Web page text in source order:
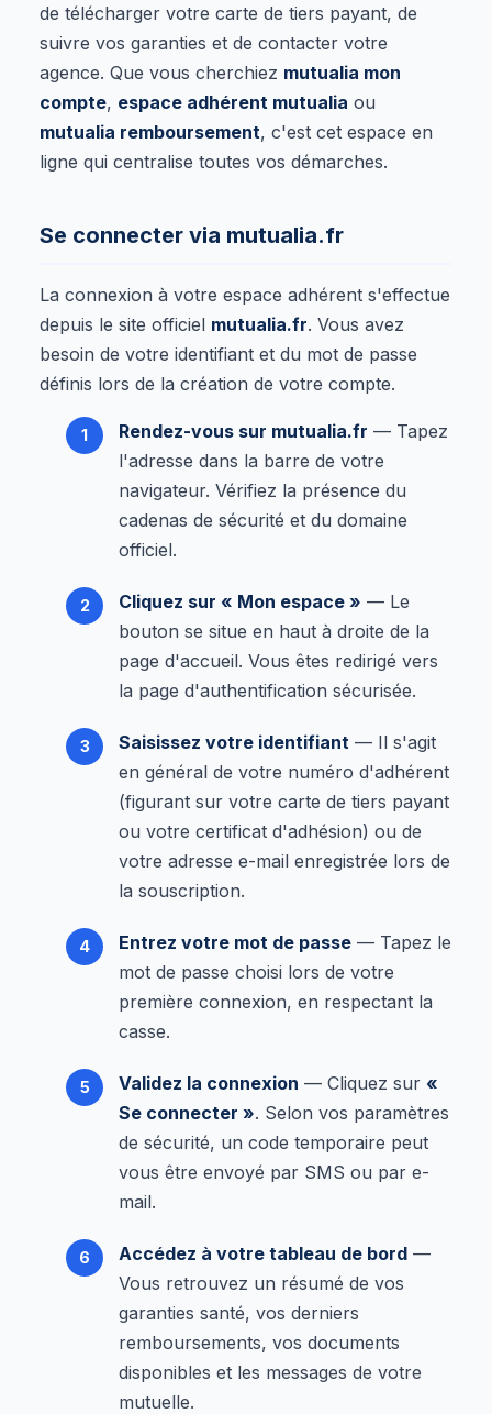
de télécharger votre carte de tiers payant, de
suivre vos garanties et de contacter votre
agence. Que vous cherchiez mutualia mon
compte, espace adhérent mutualia ou
mutualia remboursement, c'est cet espace en
ligne qui centralise toutes vos démarches.
Se connecter via mutualia.fr
La connexion à votre espace adhérent s'effectue
depuis le site officiel mutualia.fr. Vous avez
besoin de votre identifiant et du mot de passe
définis lors de la création de votre compte.
Rendez-vous sur mutualia.fr — Tapez
l'adresse dans la barre de votre
navigateur. Vérifiez la présence du
cadenas de sécurité et du domaine
officiel.
Cliquez sur « Mon espace » — Le
bouton se situe en haut à droite de la
page d'accueil. Vous êtes redirigé vers
la page d'authentification sécurisée.
Saisissez votre identifiant — Il s'agit
en général de votre numéro d'adhérent
(figurant sur votre carte de tiers payant
ou votre certificat d'adhésion) ou de
votre adresse e-mail enregistrée lors de
la souscription.
Entrez votre mot de passe — Tapez le
mot de passe choisi lors de votre
première connexion, en respectant la
casse.
Validez la connexion — Cliquez sur «
Se connecter ». Selon vos paramètres
de sécurité, un code temporaire peut
vous être envoyé par SMS ou par e-
mail.
Accédez à votre tableau de bord —
Vous retrouvez un résumé de vos
garanties santé, vos derniers
remboursements, vos documents
disponibles et les messages de votre
mutuelle.